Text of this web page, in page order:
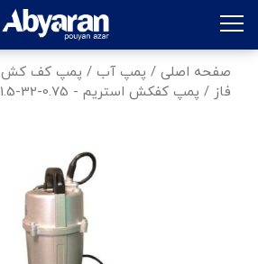
صفحه اصلی / پمپ آب / پمپ کف کش
فاز / پمپ كفكش استريم - SQD1.5-32-0.75